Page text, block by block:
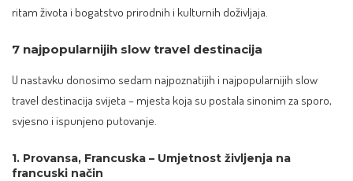
ritam života i bogatstvo prirodnih i kulturnih doživljaja.
7 najpopularnijih slow travel destinacija
U nastavku donosimo sedam najpoznatijih i najpopularnijih slow
travel destinacija svijeta – mjesta koja su postala sinonim za sporo,
svjesno i ispunjeno putovanje.
1. Provansa, Francuska – Umjetnost življenja na
francuski način